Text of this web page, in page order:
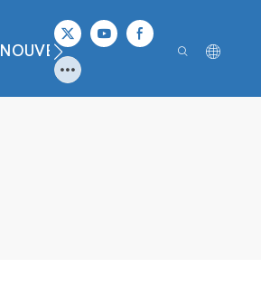
NOUVELLES CONTACTER